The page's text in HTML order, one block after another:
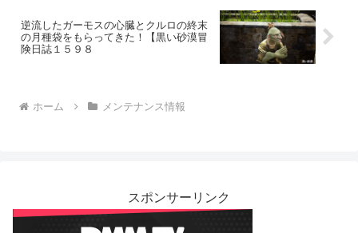
逆流したガーモスの心臓とクルロの終末
の月種袋をもらってきた！【黒い砂漠冒
険日誌１５９８
ホーム メンテナンス情報
スポンサーリンク